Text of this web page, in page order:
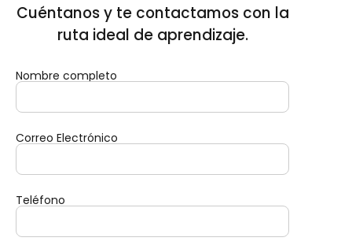
Cuéntanos y te contactamos con la
ruta ideal de aprendizaje.
Nombre completo
Correo Electrónico
Teléfono